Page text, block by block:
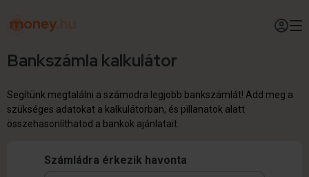
Bankszámla kalkulátor
Segítünk megtalálni a számodra legjobb bankszámlát! Add meg a
szükséges adatokat a kalkulátorban, és pillanatok alatt
összehasonlíthatod a bankok ajánlatait.
Számládra érkezik havonta